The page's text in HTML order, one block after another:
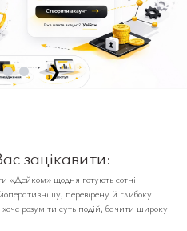
❯
зацікавити:
«Дейком» щодня готують сотні
перевірену й глибоку
розуміти суть подій, бачити широку